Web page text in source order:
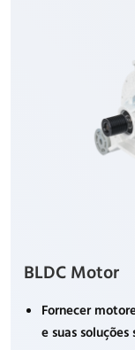
BLDC Motor
Fornecer
e suas